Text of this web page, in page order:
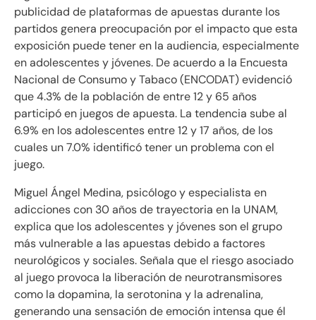
publicidad de plataformas de apuestas durante los
partidos genera preocupación por el impacto que esta
exposición puede tener en la audiencia, especialmente
en adolescentes y jóvenes. De acuerdo a la Encuesta
Nacional de Consumo y Tabaco (ENCODAT) evidenció
que 4.3% de la población de entre 12 y 65 años
participó en juegos de apuesta. La tendencia sube al
6.9% en los adolescentes entre 12 y 17 años, de los
cuales un 7.0% identificó tener un problema con el
juego.
Miguel Ángel Medina, psicólogo y especialista en
adicciones con 30 años de trayectoria en la UNAM,
explica que los adolescentes y jóvenes son el grupo
más vulnerable a las apuestas debido a factores
neurológicos y sociales. Señala que el riesgo asociado
al juego provoca la liberación de neurotransmisores
como la dopamina, la serotonina y la adrenalina,
generando una sensación de emoción intensa que él